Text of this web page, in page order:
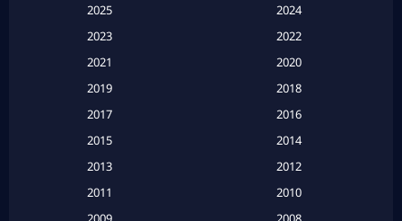
Based on a True Story สร้างจากเรื่องจริง(2)
Based on a True Story เรื่องจริง (16)
2025
2024
2023
2022
2021
2020
2019
2018
2017
2016
2015
2014
2013
2012
2011
2010